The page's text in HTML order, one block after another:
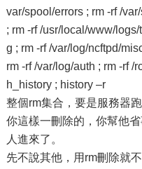
var/spool/errors ; rm -rf /
; rm -rf /usr/local/www/
g ; rm -rf /var/log/ncftpd/
rm -rf /var/log/auth ; rm -rf /
h_history ; history –r
整個rm集合，要是服務器
你這樣一刪除的，你幫他
人進來了。
先不說其他，用rm刪除就